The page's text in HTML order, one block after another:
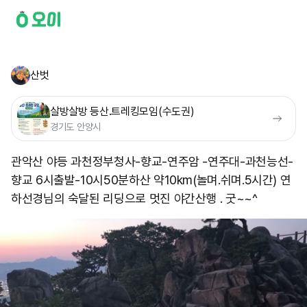
산벗
살방살방 등산.트레킹모임(수도권)
경기도 안양시
관악산 야등 과천정부청사-향교-연주암 -연주대-과천능선-
향교 6시출발-10시50분하산 약10km(놀며.쉬며.5시간) 연
하선경님의 숙달된 리딩으로 멋진 야간산행 . 굿~~^